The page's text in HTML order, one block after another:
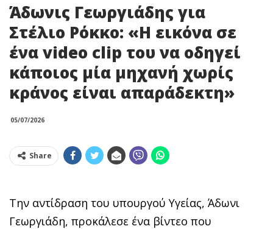
Άδωνις Γεωργιάδης για
Στέλιο Ρόκκο: «Η εικόνα σε
ένα video clip του να οδηγεί
κάποιος μία μηχανή χωρίς
κράνος είναι απαράδεκτη»
05/07/2026
Share
Την αντίδραση του υπουργού Υγείας, Άδωνι
Γεωργιάδη, προκάλεσε ένα βίντεο που